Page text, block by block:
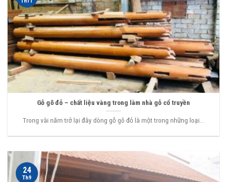
Gỗ gõ đỏ – chất liệu vàng trong làm nhà gỗ cổ truyền
Trong vài năm trở lại đây dòng gỗ gõ đỏ là một trong những loại...
24
Th9